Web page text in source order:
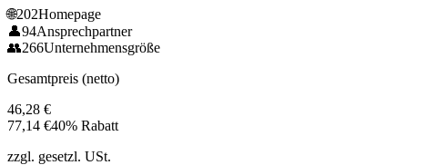
🌐202Homepage
👤94Ansprechpartner
👥266Unternehmensgröße
Gesamtpreis (netto)
46,28 €
77,14 €40% Rabatt
zzgl. gesetzl. USt.